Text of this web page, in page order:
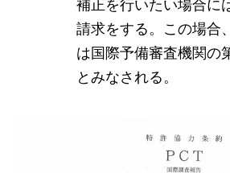
補正を行いたい場合に
請求をする。この場合
は国際予備審査機関の
とみなされる。